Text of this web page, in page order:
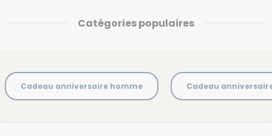
Catégories populaires
Cadeau anniversaire homme Cadeau